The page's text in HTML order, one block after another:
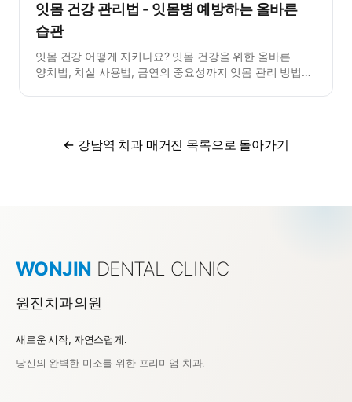
잇몸 건강 관리법 - 잇몸병 예방하는 올바른
습관
잇몸 건강 어떻게 지키나요? 잇몸 건강을 위한 올바른
양치법, 치실 사용법, 금연의 중요성까지 잇몸 관리 방법을
← 강남역 치과 매거진 목록으로 돌아가기
WONJIN DENTAL CLINIC
원진치과의원
새로운 시작, 자연스럽게.
당신의 완벽한 미소를 위한 프리미엄 치과.